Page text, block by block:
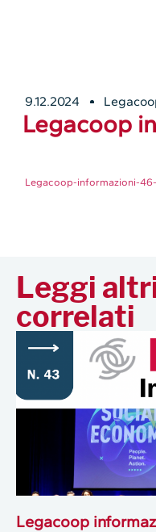
9.12.2024
Legacoop
Legacoop-informazioni-
Leggi
correlati
Legacoop